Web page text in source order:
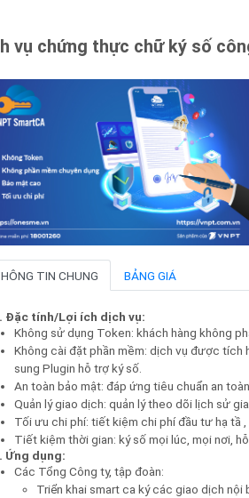
vụ chứng thực chữ ký số
TIN CHUNG BẢNG GIÁ
Đặc tính/Lợi ích dịch vụ:
Không sử dụng Token: khách hàng không
Không cài đặt phần mềm: dịch vụ được
sung Plugin hỗ trợ ký số.
An toàn bảo mật: đáp ứng tiêu chuẩn an
Quản lý giao dịch: quản lý theo dõi lịch sử
Tối ưu chi phí: tiết kiệm chi phí đầu tư hạ tầ
Tiết kiệm thời gian: ký số mọi lúc, mọi nơi,
Ứng dụng:
Các Tổng Công ty, tập đoàn:
Triển khai smart ca ký các giao dịch nội